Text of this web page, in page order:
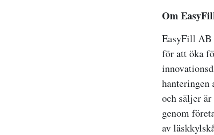
Om
EasyFill AB
för att öka
och säljer
genom
av